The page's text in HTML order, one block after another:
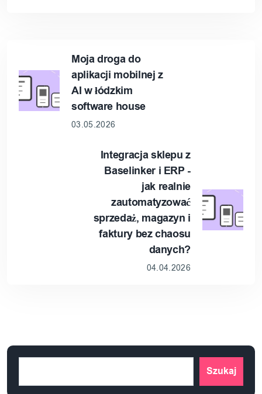
Moja droga do
aplikacji mobilnej z
AI w łódzkim
software house
03.05.2026
Integracja sklepu z
Baselinker i ERP -
jak realnie
zautomatyzować
sprzedaż, magazyn i
faktury bez chaosu
danych?
04.04.2026
Szukaj